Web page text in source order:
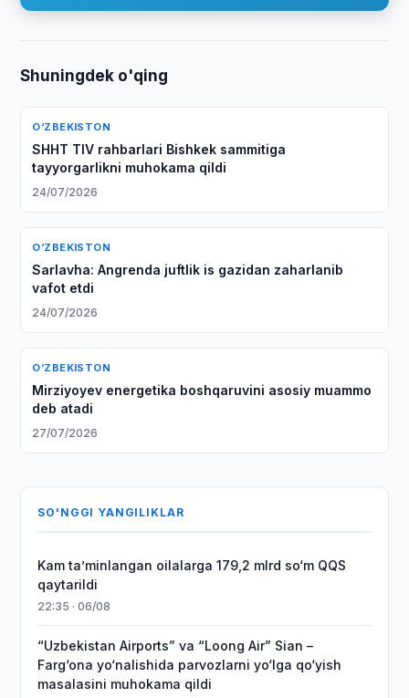
Shuningdek o'qing
O‘ZBEKISTON
SHHT TIV rahbarlari Bishkek sammitiga
tayyorgarlikni muhokama qildi
24/07/2026
O‘ZBEKISTON
Sarlavha: Angrenda juftlik is gazidan zaharlanib
vafot etdi
24/07/2026
O‘ZBEKISTON
Mirziyoyev energetika boshqaruvini asosiy muammo
deb atadi
27/07/2026
SO'NGGI YANGILIKLAR
Kam taʼminlangan oilalarga 179,2 mlrd so‘m QQS
qaytarildi
22:35 · 06/08
“Uzbekistan Airports” va “Loong Air” Sian –
Farg‘ona yo‘nalishida parvozlarni yo‘lga qo‘yish
masalasini muhokama qildi